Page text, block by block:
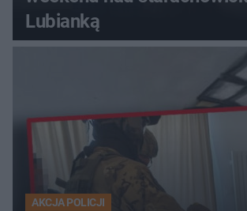
Lubianką
AKCJA POLICJI